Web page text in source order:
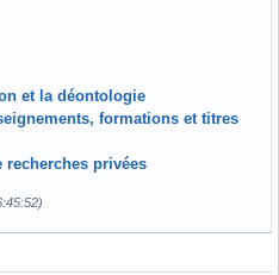
et la déontologie
formations et titres
recherches privées